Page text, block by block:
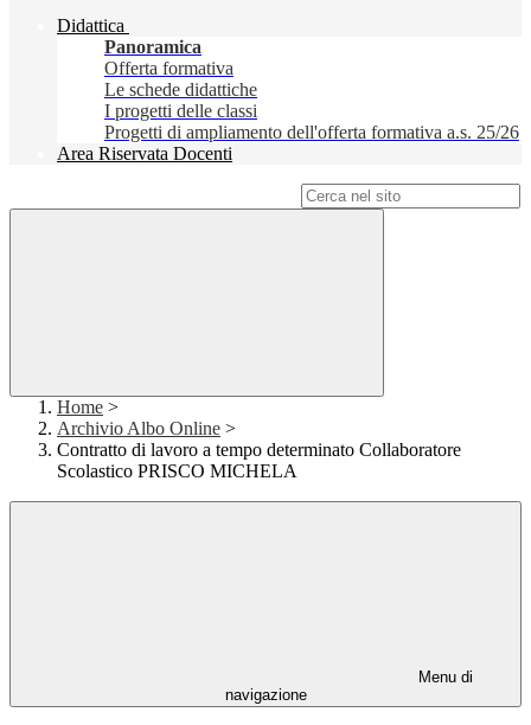
Didattica
Panoramica
Offerta formativa
Le schede didattiche
I progetti delle classi
Progetti di ampliamento dell'offerta formativa a.s. 25/26
Area Riservata Docenti
Home >
Archivio Albo Online >
Contratto di lavoro a tempo determinato Collaboratore
Scolastico PRISCO MICHELA
Menu di
navigazione